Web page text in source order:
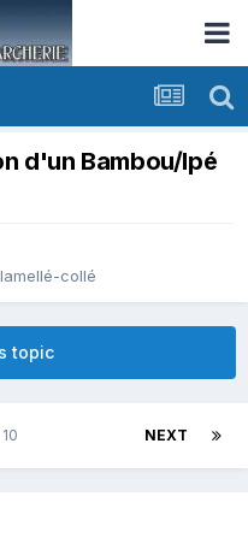
d'un Bambou/Ipé
collé
topic
NEXT